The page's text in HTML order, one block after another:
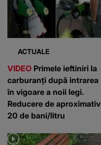
ACTUALE
VIDEO Primele ieftiniri la
carburanți după intrarea
în vigoare a noii legi.
Reducere de aproximativ
20 de bani/litru